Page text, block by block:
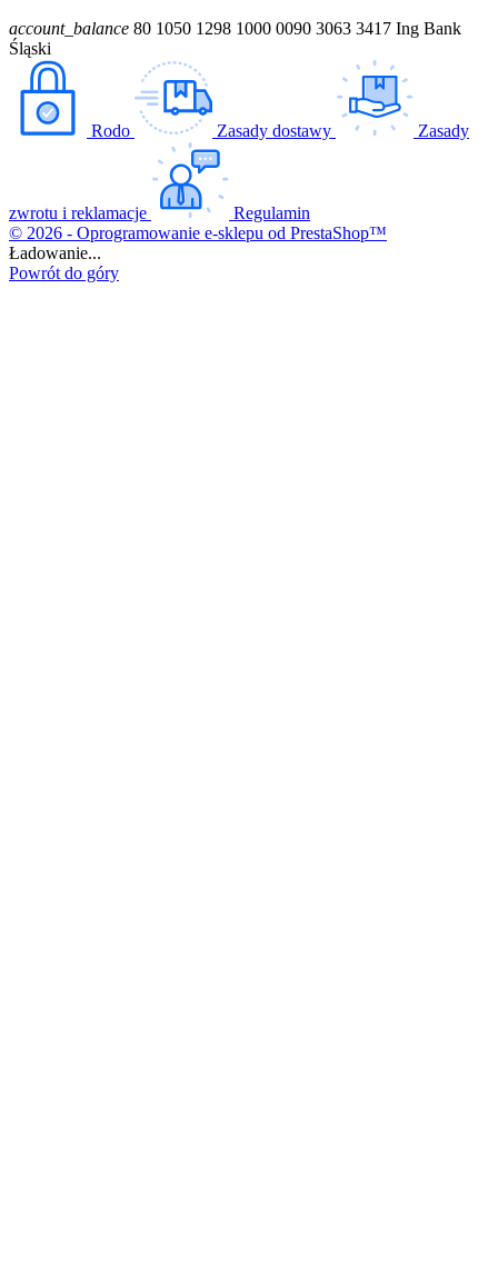
account_balance 80 1050 1298 1000 0090 3063 3417 Ing Bank
Śląski
Rodo Zasady dostawy Zasady
zwrotu i reklamacje
Regulamin
© 2026 - Oprogramowanie e-sklepu od PrestaShop™
Ładowanie...
Powrót do góry